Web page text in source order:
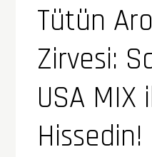
Tütün
Zirvesi:
USA MIX
Hissedin!